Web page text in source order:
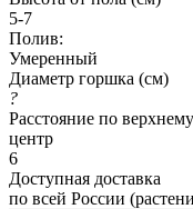
5-7
Полив:
Умеренный
Диаметр горшка (см)
?
Расстояние по
центр
6
Доступная доставка
по всей России